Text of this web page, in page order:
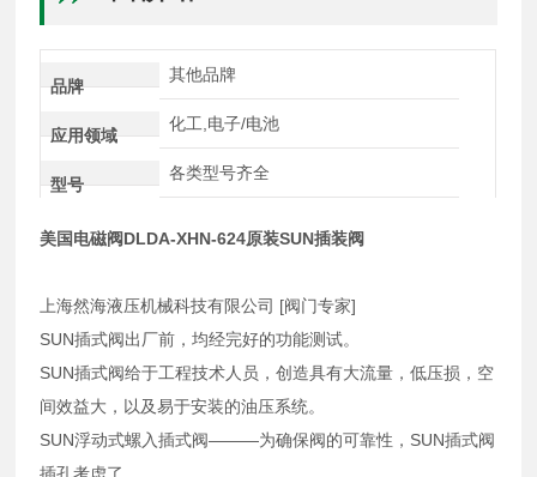
品牌
其他品牌
应用领域
化工,电子/电池
型号
各类型号齐全
美国电磁阀DLDA-XHN-624原装SUN插装阀
上海然海液压机械科技有限公司 [阀门专家]
SUN插式阀出厂前，均经完好的功能测试。
SUN插式阀给于工程技术人员，创造具有大流量，低压损，空
间效益大，以及易于安装的油压系统。
SUN浮动式螺入插式阀———为确保阀的可靠性，SUN插式阀